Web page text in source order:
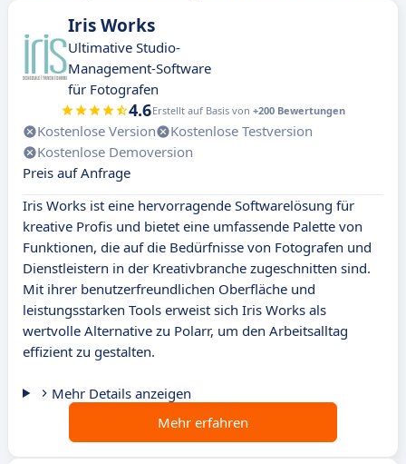
Iris Works
Ultimative Studio-
Management-Software
für Fotografen
4.6Erstellt auf Basis von +200 Bewertungen
Kostenlose Version
Kostenlose Testversion
Kostenlose Demoversion
Preis auf Anfrage
Iris Works ist eine hervorragende Softwarelösung für
kreative Profis und bietet eine umfassende Palette von
Funktionen, die auf die Bedürfnisse von Fotografen und
Dienstleistern in der Kreativbranche zugeschnitten sind.
Mit ihrer benutzerfreundlichen Oberfläche und
leistungsstarken Tools erweist sich Iris Works als
wertvolle Alternative zu Polarr, um den Arbeitsalltag
effizient zu gestalten.
Mehr Details anzeigen
Mehr erfahren